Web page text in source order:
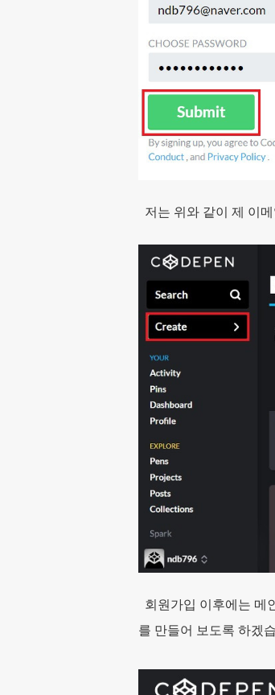
저는 위와 같이 제 이
회원가입 이후에는 메
를 만들어 보도록 하겠